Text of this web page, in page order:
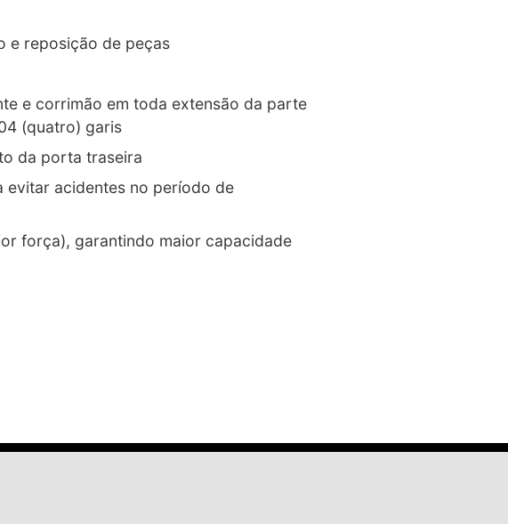
e reposição de peças
e corrimão em toda extensão da parte
(quatro) garis
da porta traseira
evitar acidentes no período de
força), garantindo maior capacidade